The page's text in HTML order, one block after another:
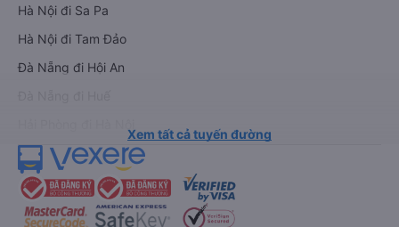
Hà Nội đi Sa Pa
Hà Nội đi Tam Đảo
Đà Nẵng đi Hội An
Xem tất cả tuyến đường